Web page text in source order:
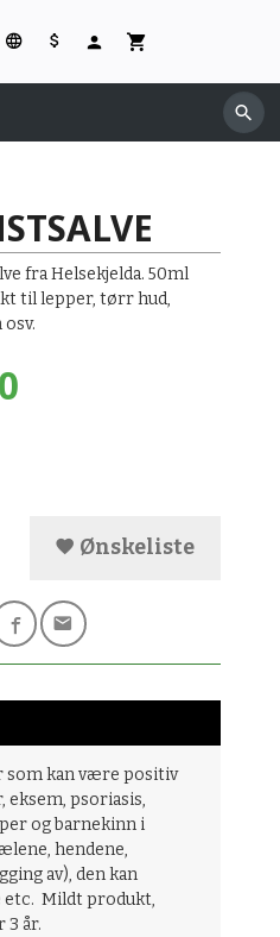
fra Helsekjelda. 50ml
til lepper, tørr hud,
Ønskeliste
som kan være positiv
psoriasis,
og barnekinn i
hendene,
av), den kan
etc. Mildt produkt,
3 år.